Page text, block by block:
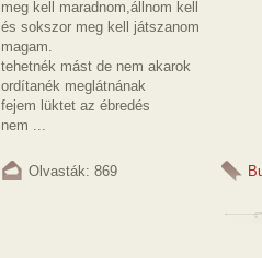
meg kell maradnom,állnom kell
és sokszor meg kell játszanom
magam.
tehetnék mást de nem akarok
ordítanék meglátnának
fejem lüktet az ébredés
nem ...
Olvasták: 869